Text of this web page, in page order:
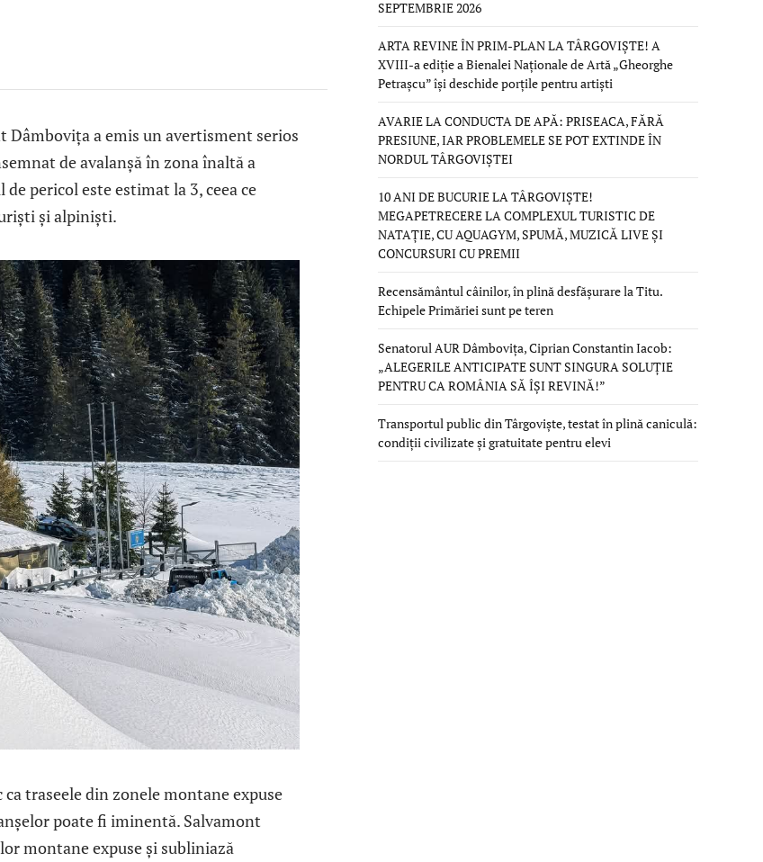
Dâmbovița a emis un avertisment serios
de avalanșă în zona înaltă a
pericol este estimat la 3, ceea ce
și alpiniști.
traseele din zonele montane expuse
poate fi iminentă. Salvamont
montane expuse și subliniază
SEPTEMBRIE 2026
ARTA REVINE ÎN PRIM-PLAN LA TÂRGOVIȘTE! A
XVIII-a ediție a Bienalei Naționale de Artă „Gheorghe
Petrașcu” își deschide porțile pentru artiști
AVARIE LA CONDUCTA DE APĂ: PRISEACA, FĂRĂ
PRESIUNE, IAR PROBLEMELE SE POT EXTINDE ÎN
NORDUL TÂRGOVIȘTEI
10 ANI DE BUCURIE LA TÂRGOVIȘTE!
MEGAPETRECERE LA COMPLEXUL TURISTIC DE
NATAȚIE, CU AQUAGYM, SPUMĂ, MUZICĂ LIVE ȘI
CONCURSURI CU PREMII
Recensământul câinilor, în plină desfășurare la Titu.
Echipele Primăriei sunt pe teren
Senatorul AUR Dâmbovița, Ciprian Constantin Iacob:
„ALEGERILE ANTICIPATE SUNT SINGURA SOLUȚIE
PENTRU CA ROMÂNIA SĂ ÎȘI REVINĂ!”
Transportul public din Târgoviște, testat în plină caniculă:
condiții civilizate și gratuitate pentru elevi